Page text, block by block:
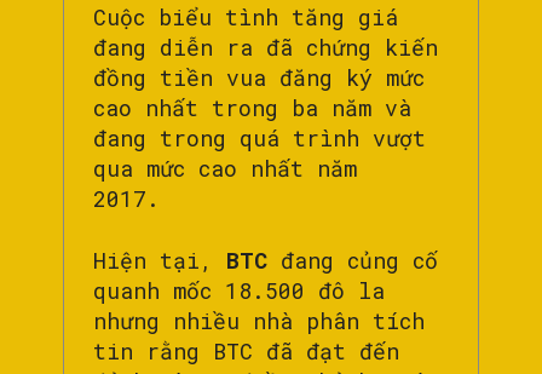
Cuộc biểu tình tăng giá
đang diễn ra đã chứng kiến
​​đồng tiền vua đăng ký mức
cao nhất trong ba năm và
đang trong quá trình vượt
qua mức cao nhất năm
2017.
Hiện tại, BTC đang củng cố
quanh mốc 18.500 đô la
nhưng nhiều nhà phân tích
tin rằng BTC đã đạt đến